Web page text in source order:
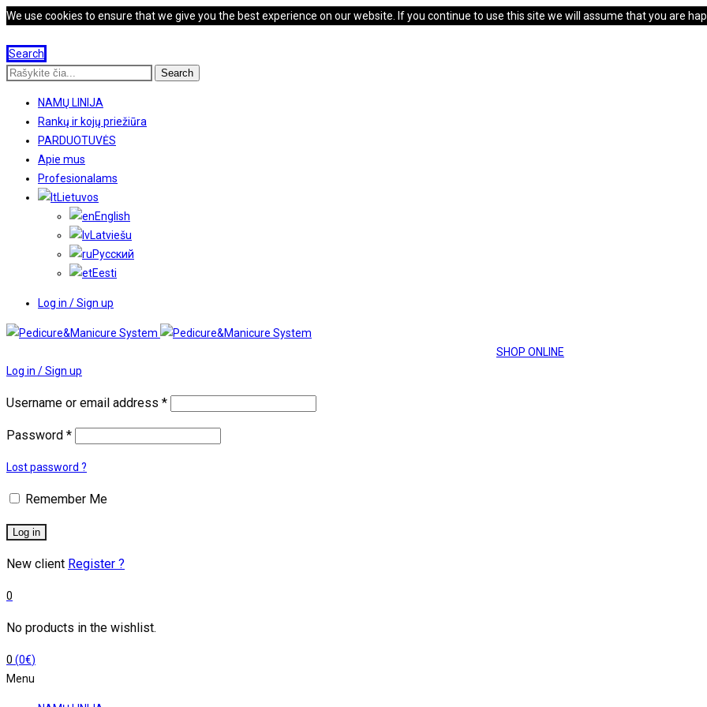
We use cookies to ensure that we give you the best experience on our website. If you continue to use this site we will assume that you are
Search
Search
NAMŲ LINIJA
Rankų ir kojų priežiūra
PARDUOTUVĖS
Apie mus
Profesionalams
Lietuvos
English
Latviešu
Русский
Eesti
Log in / Sign up
SHOP ONLINE
Log in / Sign up
Username or email address *
Password *
Lost password ?
Remember Me
Log in
New client Register ?
0
No products in the wishlist.
0 (0€)
Menu